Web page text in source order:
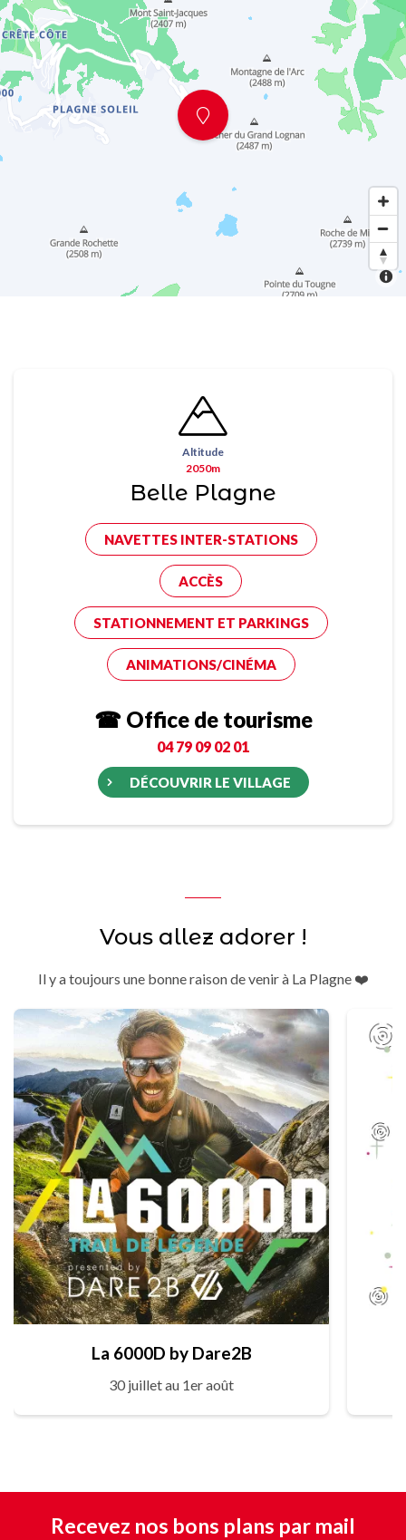
Altitude
2050m
Belle Plagne
NAVETTES INTER-STATIONS
ACCÈS
STATIONNEMENT ET PARKINGS
ANIMATIONS/CINÉMA
☎ Office de tourisme
04 79 09 02 01
DÉCOUVRIR LE VILLAGE
Vous allez adorer !
Il y a toujours une bonne raison de venir à La Plagne ❤️
La 6000D by Dare2B
30 juillet au 1er août
Recevez nos bons plans par mail